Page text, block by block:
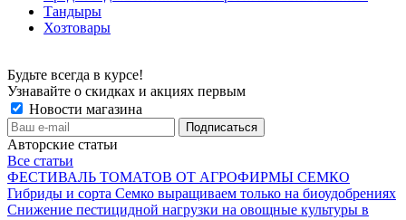
Тандыры
Хозтовары
Будьте всегда в курсе!
Узнавайте о скидках и акциях первым
Новости магазина
Авторские статьи
Все статьи
ФЕСТИВАЛЬ ТОМАТОВ ОТ АГРОФИРМЫ СЕМКО
Гибриды и сорта Семко выращиваем только на биоудобрениях
Снижение пестицидной нагрузки на овощные культуры в